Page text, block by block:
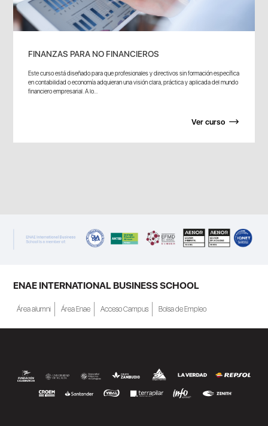
FINANZAS PARA NO FINANCIEROS
Este curso está diseñado para que profesionales y directivos sin formación específica
en contabilidad o economía adquieran una visión clara, práctica y aplicada del mundo
financiero empresarial. A lo...
Ver curso
ENAE INTERNATIONAL BUSINESS SCHOOL
Área alumni Área Enae Acceso Campus Bolsa de Empleo